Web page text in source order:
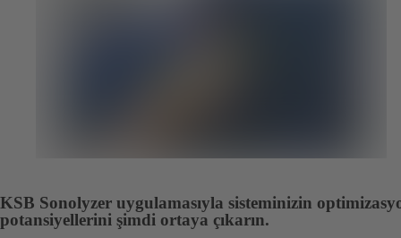
KSB Sonolyzer uygulamasıyla sisteminizin
potansiyellerini şimdi ortaya çıkarın.